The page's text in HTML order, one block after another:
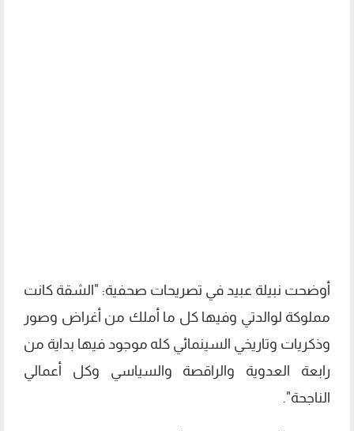
أوضحت نبيلة عبيد في تصريحات صحفية: "الشقة كانت
مملوكة لوالدتي وفيها كل ما أملك من أغراض وصور
وذكريات وتاريخي السينمائي كله موجود فيها بداية من
رابعة العدوية والراقصة والسياسي وكل أعمالي
الناجحة".